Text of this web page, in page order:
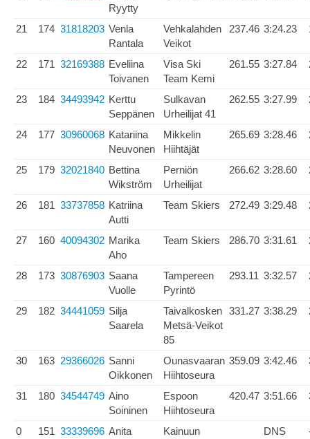
Ryytty
21 174 31818203 Venla
Rantala
Vehkalahden
Veikot
237.46 3:24.23
22 171 32169388 Eveliina
Toivanen
Visa Ski
Team Kemi
261.55 3:27.84
23 184 34493942 Kerttu
Seppänen
Sulkavan
Urheilijat 41
262.55 3:27.99
24 177 30960068 Katariina
Neuvonen
Mikkelin
Hiihtäjät
265.69 3:28.46
25 179 32021840 Bettina
Wikström
Perniön
Urheilijat
266.62 3:28.60
26 181 33737858 Katriina
Autti
Team Skiers 272.49 3:29.48
27 160 40094302 Marika
Aho
Team Skiers 286.70 3:31.61
28 173 30876903 Saana
Vuolle
Tampereen
Pyrintö
293.11 3:32.57
29 182 34441059 Silja
Saarela
Taivalkosken
Metsä-Veikot
85
331.27 3:38.29
30 163 29366026 Sanni
Oikkonen
Ounasvaaran
Hiihtoseura
359.09 3:42.46
31 180 34544749 Aino
Soininen
Espoon
Hiihtoseura
420.47 3:51.66
0 151 33339696 Anita
Kainuun
DNS